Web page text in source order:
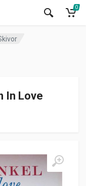
0
In Love